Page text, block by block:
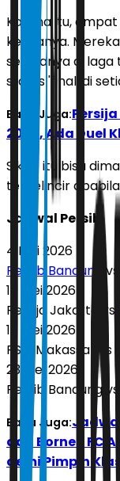
Karena itu,
keduanya.
segalanya di
status 'final' di
Baca Juga:
2026, Ada Duel
Sikap itu bisa
tergelincir
Jadwal Persib
4 Mei 2026
Persib Bandung
10 Mei 2026
Persija Jakarta vs
17 Mei 2026
PSM Makassar vs
23 Mei 2026
Persib Bandung
Baca Juga:
dan Borneo FC
demi Pimpin